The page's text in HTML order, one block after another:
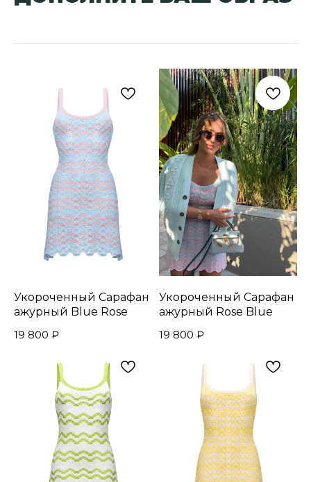
Укороченный Сарафан
ажурный Blue Rose
19 800 ₽
Укороченный Сарафан
ажурный Rose Blue
19 800 ₽